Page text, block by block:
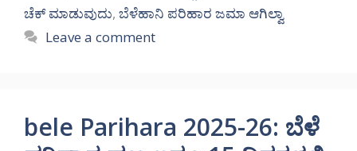
ಚೆಕ್ ಮಾಡುವುದು, ಬೆಳೆಹಾನಿ ಪರಿಹಾರ ಜಮಾ ಆಗಿಲ್ವಾ
Leave a comment
bele Parihara 2025-26: ಬೆಳೆ